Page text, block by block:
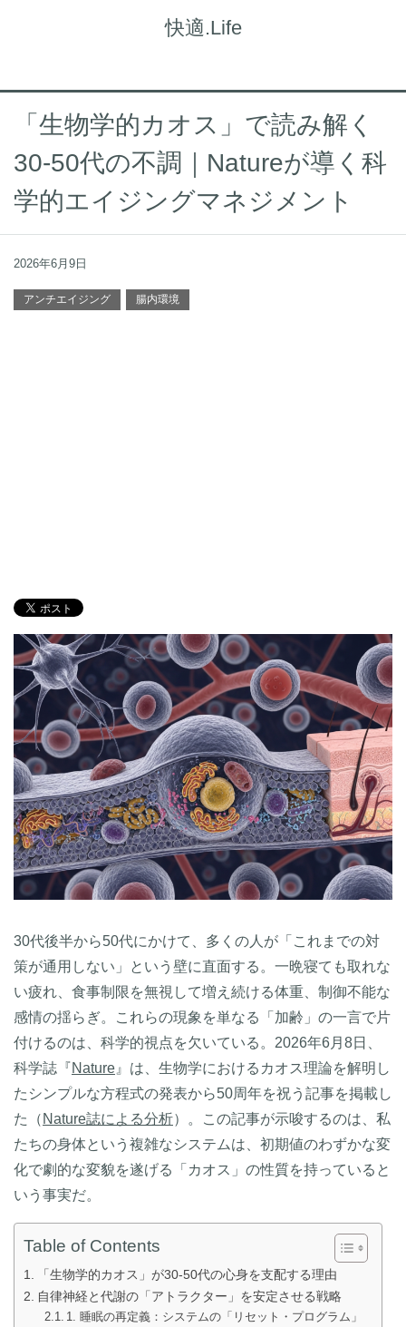
快適.Life
「生物学的カオス」で読み解く
30-50代の不調｜Natureが導く科
学的エイジングマネジメント
2026年6月9日
アンチエイジング 腸内環境
30代後半から50代にかけて、多くの人が「これまでの対
策が通用しない」という壁に直面する。一晩寝ても取れな
い疲れ、食事制限を無視して増え続ける体重、制御不能な
感情の揺らぎ。これらの現象を単なる「加齢」の一言で片
付けるのは、科学的視点を欠いている。2026年6月8日、
科学誌『Nature 』は、生物学におけるカオス理論を解明し
たシンプルな方程式の発表から50周年を祝う記事を掲載し
た（ Nature誌による分析）。この記事が示唆するのは、私
たちの身体という複雑なシステムは、初期値のわずかな変
化で劇的な変貌を遂げる「カオス」の性質を持っていると
いう事実だ。
Table of Contents
「生物学的カオス」が30-50代の心身を支配する理由
自律神経と代謝の「アトラクター」を安定させる戦略
1. 睡眠の再定義：システムの「リセット・プログラム」